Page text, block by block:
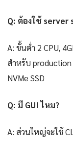
Q: ต้องใช้ server
A: ขั้นต่ำ 2 CPU,
สำหรับ production
NVMe SSD
Q: มี GUI ไหม?
A: ส่วนใหญ่จะใช้